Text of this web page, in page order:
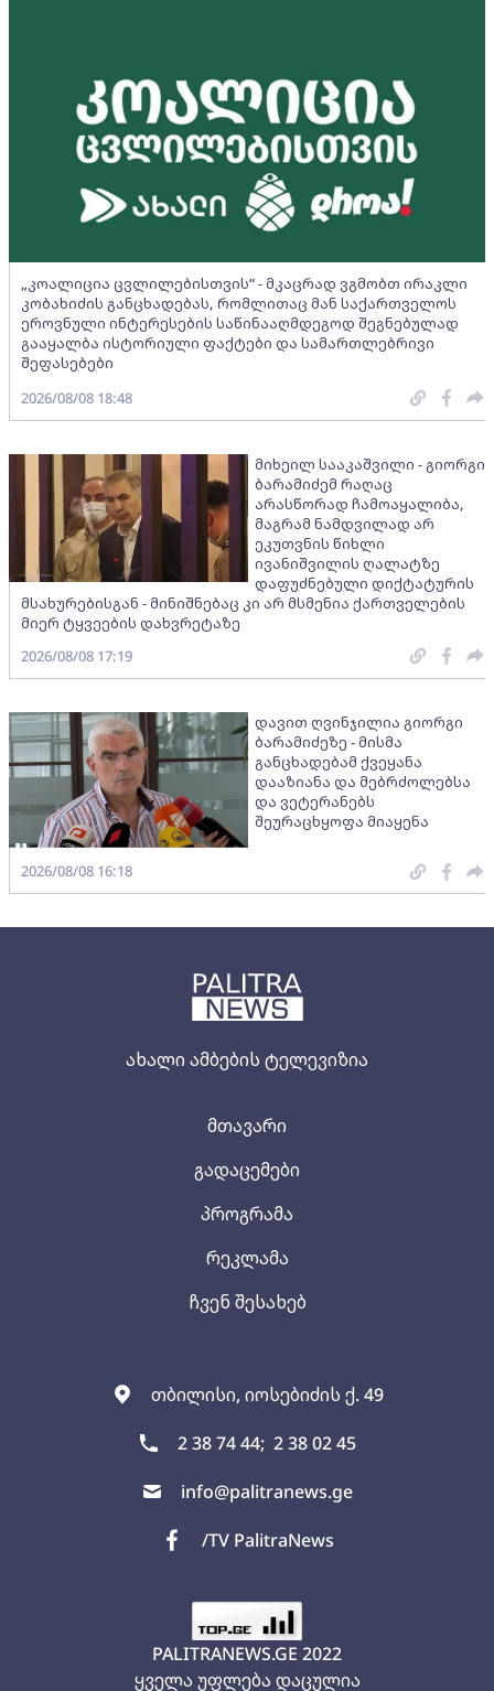
ახალი ამბების ტელევიზია
თბილისი, იოსებიძის ქ. 49
2 38 74 44; 2 38 02 45
info@palitranews.ge
/TV PalitraNews
მთავარი
გადაცემები
პროგრამა
რეკლამა
ჩვენ შესახებ
PALITRANEWS.GE 2022
ყველა უფლება დაცულია
„კოალიცია ცვლილებისთვის“ - მკაცრად ვგმობთ ირაკლი
კობახიძის განცხადებას, რომლითაც მან საქართველოს
ეროვნული ინტერესების საწინააღმდეგოდ შეგნებულად
გააყალბა ისტორიული ფაქტები და სამართლებრივი
შეფასებები
2026/08/08 18:48
მიხეილ სააკაშვილი - გიორგი
ბარამიძემ რაღაც
არასწორად ჩამოაყალიბა,
მაგრამ ნამდვილად არ
ეკუთვნის წიხლი
ივანიშვილის ღალატზე
დაფუძნებული დიქტატურის
მსახურებისგან - მინიშნებაც კი არ მსმენია ქართველების
მიერ ტყვეების დახვრეტაზე
2026/08/08 17:19
დავით ღვინჯილია გიორგი
ბარამიძეზე - მისმა
განცხადებამ ქვეყანა
დააზიანა და მებრძოლებსა
და ვეტერანებს
შეურაცხყოფა მიაყენა
2026/08/08 16:18